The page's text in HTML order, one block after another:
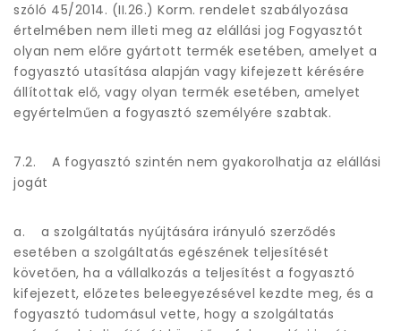
szóló 45/2014. (II.26.) Korm. rendelet szabályozása
értelmében nem illeti meg az elállási jog Fogyasztót
olyan nem előre gyártott termék esetében, amelyet a
fogyasztó utasítása alapján vagy kifejezett kérésére
állítottak elő, vagy olyan termék esetében, amelyet
egyértelműen a fogyasztó személyére szabtak.
7.2. A fogyasztó szintén nem gyakorolhatja az elállási
jogát
a. a szolgáltatás nyújtására irányuló szerződés
esetében a szolgáltatás egészének teljesítését
követően, ha a vállalkozás a teljesítést a fogyasztó
kifejezett, előzetes beleegyezésével kezdte meg, és a
fogyasztó tudomásul vette, hogy a szolgáltatás